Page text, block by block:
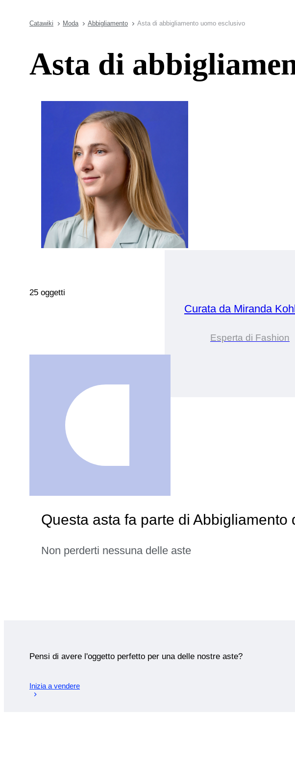
Catawiki Moda Abbigliamento Asta di abbigliamento uomo esclusivo
Asta di
Curata da Miranda
Esperta di Fashion
25 oggetti
Questa asta fa parte di Abbigliamento
Non perderti nessuna delle aste
Pensi di avere l'oggetto perfetto per una delle nostre aste?
Inizia a vendere